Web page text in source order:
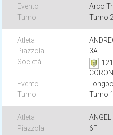
Arco
Turno 2
3A
Turno 1
6F